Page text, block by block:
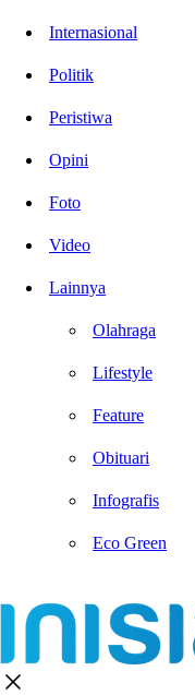
Internasional
Politik
Peristiwa
Opini
Foto
Video
Lainnya
Olahraga
Lifestyle
Feature
Obituari
Infografis
Eco Green